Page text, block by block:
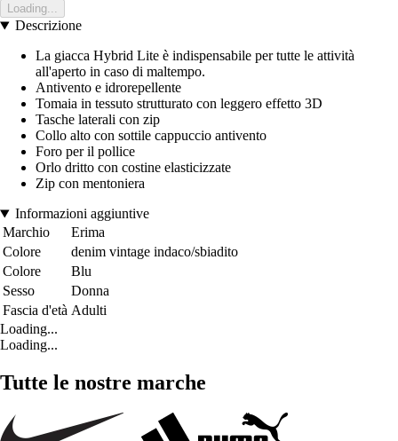
Loading...
Descrizione
La giacca Hybrid Lite è indispensabile per tutte le attività
all'aperto in caso di maltempo.
Antivento e idrorepellente
Tomaia in tessuto strutturato con leggero effetto 3D
Tasche laterali con zip
Collo alto con sottile cappuccio antivento
Foro per il pollice
Orlo dritto con costine elasticizzate
Zip con mentoniera
Informazioni aggiuntive
Marchio
Erima
Colore
denim vintage indaco/sbiadito
Colore
Blu
Sesso
Donna
Fascia d'età Adulti
Loading...
Loading...
Tutte le nostre marche